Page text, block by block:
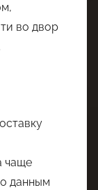
во двор
чаще
данным